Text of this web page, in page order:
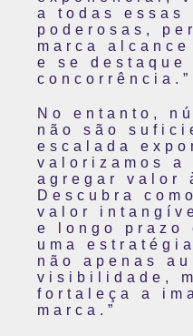
a todas essas
poderosas,
marca
e se destaque
concorrência.”
No entanto,
não são
escalada
valorizamos a
agregar valor
Descubra
valor
e longo prazo
uma
não apenas
visibilidade,
fortaleça a
marca.”